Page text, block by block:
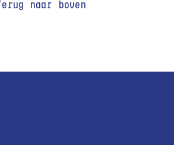
Terug naar boven